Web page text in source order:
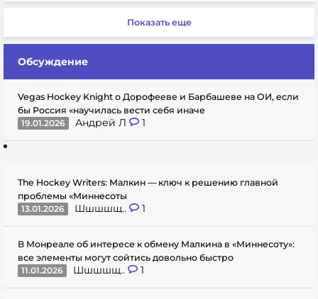
Показать еще
Обсуждение
Vegas Hockey Knight о Дорофееве и Барбашеве на ОИ, если
бы Россия «научилась вести себя иначе
19.01.2026
Андрей Л 1
The Hockey Writers: Малкин — ключ к решению главной
проблемы «Миннесоты
13.01.2026
Шшшшщ.. 1
В Монреале об интересе к обмену Малкина в «Миннесоту»:
все элементы могут сойтись довольно быстро
11.01.2026
Шшшшщ.. 1